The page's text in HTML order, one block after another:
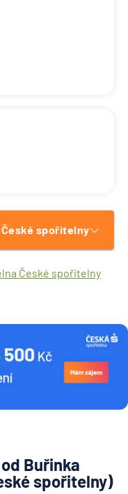
spořitelny
České spořitelny
Buřinka
spořitelny)